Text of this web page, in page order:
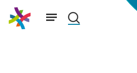
Skip
mainSuchfeld: search
Menu